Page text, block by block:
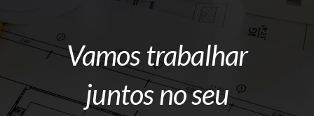
Vamos trabalhar
juntos no seu